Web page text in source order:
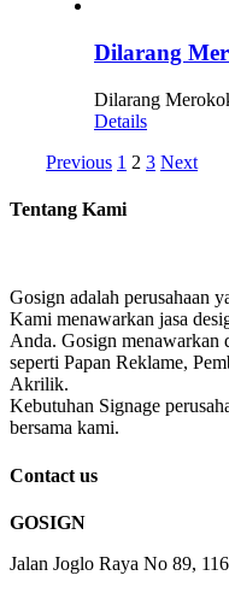
Dilarang
Dilarang
Details
Previous 1 2 3 Next
Tentang Kami
Gosign adalah perusahaan
Kami menawarkan jasa
Anda. Gosign
seperti Papan Reklame,
Akrilik.
Kebutuhan Signage
bersama kami.
Contact us
GOSIGN
Jalan Joglo Raya No 89,